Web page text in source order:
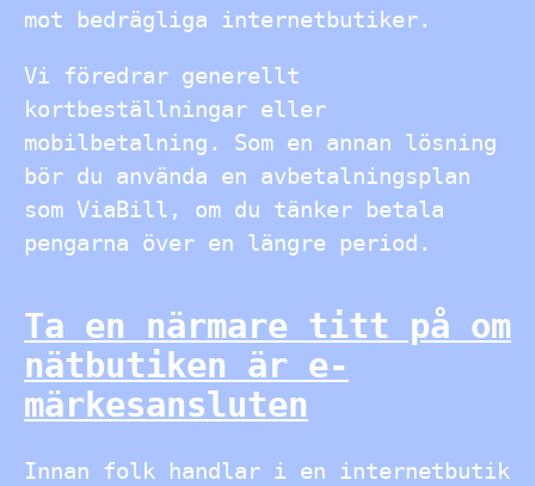
mot bedrägliga internetbutiker.
Vi föredrar generellt
kortbeställningar eller
mobilbetalning. Som en annan lösning
bör du använda en avbetalningsplan
som ViaBill, om du tänker betala
pengarna över en längre period.
Ta en närmare titt på om
nätbutiken är e-
märkesansluten
Innan folk handlar i en internetbutik